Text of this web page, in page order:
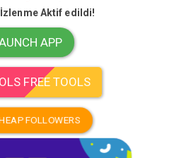
İzlenme Aktif edildi!
APP
FREE TOOLS
FOLLOWERS